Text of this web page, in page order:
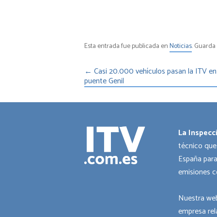
Esta entrada fue publicada enNoticias.
← Casi 20.000 vehículos pasan la ITV en
puente Genil
La
técnico
España
emisiones
Nuestra
empresa